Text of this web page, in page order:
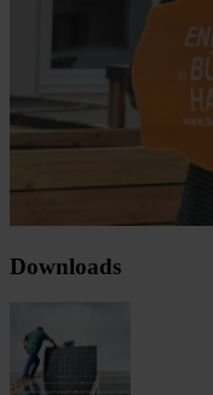
Downloads